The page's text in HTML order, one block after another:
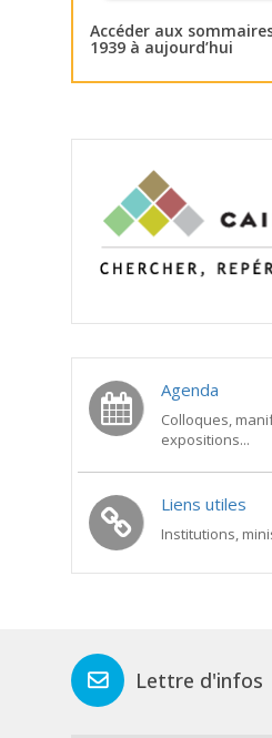
Accéder aux
1939 à aujourd’hui
Agenda
Colloques,
expositions...
Liens utiles
Institutions,
Lettre d'infos